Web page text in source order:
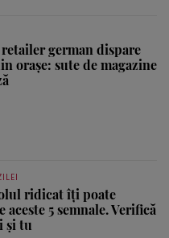
german dispare
orașe: sute de magazine
ridicat îți poate
aceste 5 semnale. Verifică
și tu